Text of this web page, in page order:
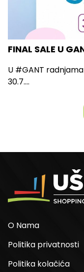
FINAL SALE U
U #GANT
30.7....
O Nama
Politika privatnosti
Politika kolačića